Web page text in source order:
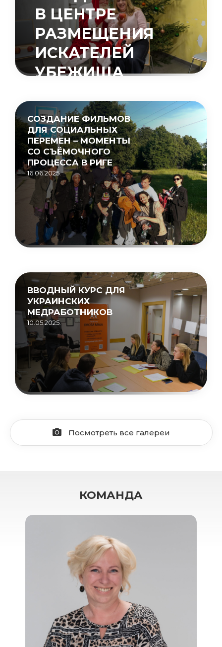
В ЦЕНТРЕ
РАЗМЕЩЕНИЯ
ИСКАТЕЛЕЙ
УБЕЖИЩА
15.05.2026.
СОЗДАНИЕ ФИЛЬМОВ
ДЛЯ СОЦИАЛЬНЫХ
ПЕРЕМЕН – МОМЕНТЫ
СО СЪЁМОЧНОГО
ПРОЦЕССА В РИГЕ
16.06.2025.
ВВОДНЫЙ КУРС ДЛЯ
УКРАИНСКИХ
МЕДРАБОТНИКОВ
10.05.2025.
Посмотреть все галереи
КОМАНДА